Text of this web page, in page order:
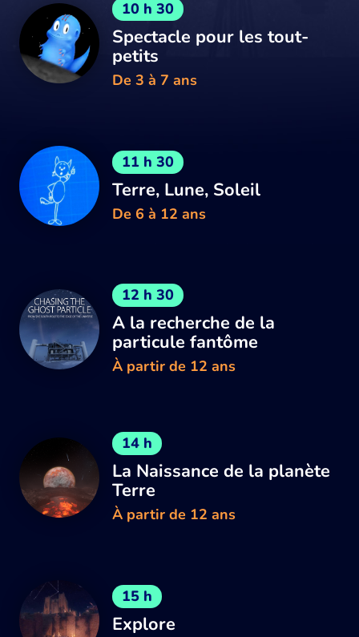
10 h 30
Spectacle pour les tout-
petits
De 3 à 7 ans
11 h 30
Terre, Lune, Soleil
De 6 à 12 ans
12 h 30
A la recherche de la
particule fantôme
À partir de 12 ans
14 h
La Naissance de la planète
Terre
À partir de 12 ans
15 h
Explore